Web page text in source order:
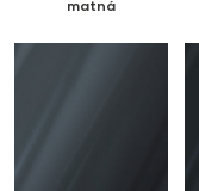
matná